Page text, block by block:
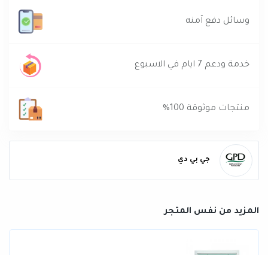
وسائل دفع آمنه
خدمة ودعم 7 ايام في الاسبوع
منتجات موثوقة 100%
جي بي دي
المزيد من نفس المتجر